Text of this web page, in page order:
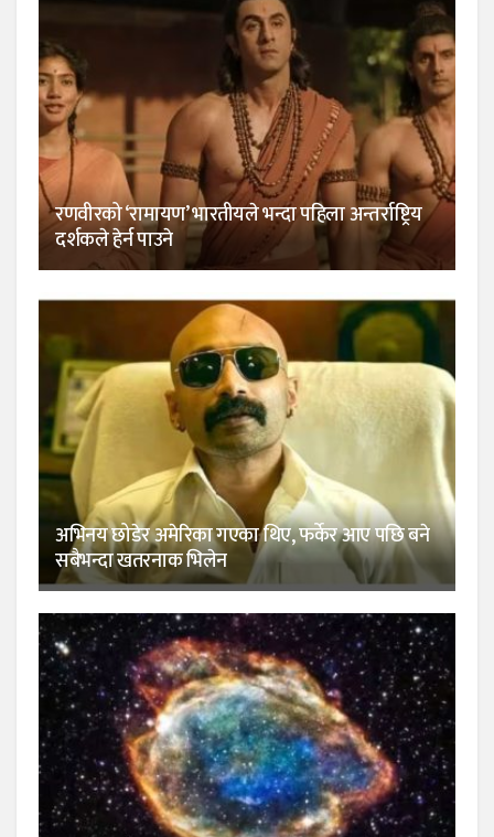
रणवीरको ‘रामायण’ भारतीयले भन्दा पहिला अन्तर्राष्ट्रिय
दर्शकले हेर्न पाउने
अभिनय छोडेर अमेरिका गएका थिए, फर्केर आए पछि बने
सबैभन्दा खतरनाक भिलेन